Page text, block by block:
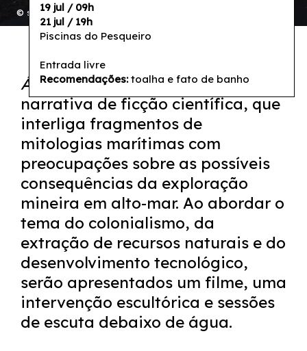
© still,Deep Sea Rising
Águas futuraspropõe uma
narrativa de ficção científica, que
interliga fragmentos de
mitologias marítimas com
preocupações sobre as possíveis
consequências da exploração
mineira em alto-mar. Ao abordar o
tema do colonialismo, da
extração de recursos naturais e do
desenvolvimento tecnológico,
serão apresentados um filme, uma
intervenção escultórica e sessões
de escuta debaixo de água.
19 jul /09h
21 jul / 19h
Piscinas do Pesqueiro
Entrada livre
Recomendações:toalha e fato de banho